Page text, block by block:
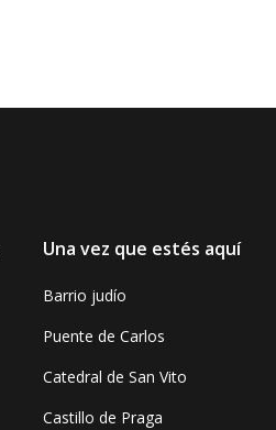
Una vez que estés aquí
Barrio judío
Puente de Carlos
Catedral de San Vito
Castillo de Praga